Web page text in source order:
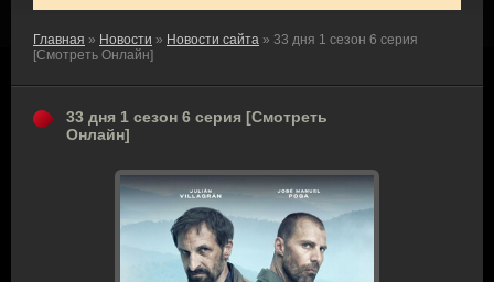
Главная » Новости » Новости сайта » 33 дня 1 сезон 6 серия
[Смотреть Онлайн]
33 дня 1 сезон 6 серия [Смотреть
Онлайн]